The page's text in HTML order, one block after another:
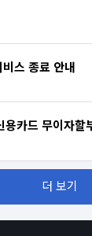
스 종료 안내
카드 무이자할
더 보기